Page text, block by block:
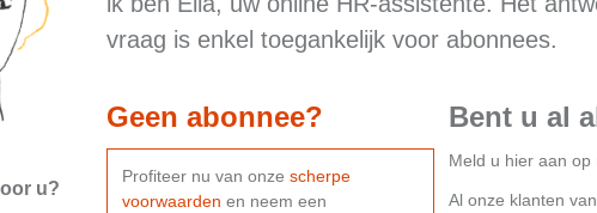
Kan de werknemer ervoor kiezen om de
overuren niet op te nemen?
Dit document is niet beschikbaar in je huidige abonnement.
u?
vraag is enkel toegankelijk voor abonnees.
Geen abonnee?
Profiteer nu van onze scherpe
voorwaarden en neem een
Bent u al
Meld u hier aan op
Al onze klanten